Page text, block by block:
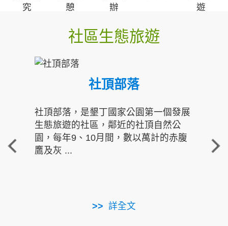
究
憩
辦
遊
社區生態旅遊
社頂部落
社頂部落，是墾丁國家公園第一個發展
生態旅遊的社區，鄰近的社頂自然公
園，每年9、10月間，數以萬計的赤腹
鷹及灰 ...
詳全文
重
走進